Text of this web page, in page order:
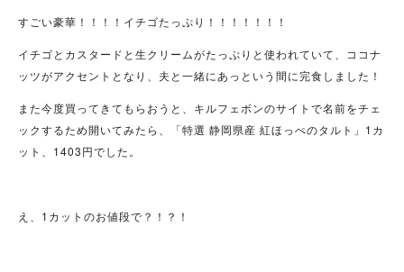
すごい豪華！！！！イチゴたっぷり！！！！！！！
イチゴとカスタードと生クリームがたっぷりと使われていて、ココナ
ッツがアクセントとなり、夫と一緒にあっという間に完食しました！
また今度買ってきてもらおうと、キルフェボンのサイトで名前をチェ
ックするため開いてみたら、「特選 静岡県産 紅ほっぺのタルト」1カ
ット、1403円でした。
え、1カットのお値段で？！？！